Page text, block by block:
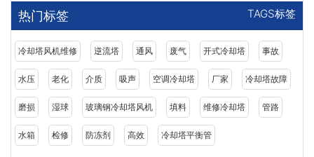
热门标签 TAGS标签
冷却塔风机维修 逆流塔 通风 废气 开式冷却塔 事故
水压 老化 介质 吸声 空调冷却塔 厂家 冷却塔故障
磨损 湿球 玻璃钢冷却塔风机 填料 维修冷却塔 管路
水箱 检修 防冻剂 高效 冷却塔平衡管